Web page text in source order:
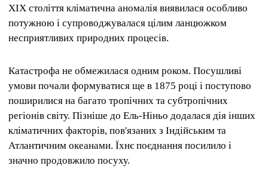
XIX століття кліматична аномалія виявилася особливо
потужною і супроводжувалася цілим ланцюжком
несприятливих природних процесів.
Катастрофа не обмежилася одним роком. Посушливі
умови почали формуватися ще в 1875 році і поступово
поширилися на багато тропічних та субтропічних
регіонів світу. Пізніше до Ель-Ніньо додалася дія інших
кліматичних факторів, пов'язаних з Індійським та
Атлантичним океанами. Їхнє поєднання посилило і
значно продовжило посуху.